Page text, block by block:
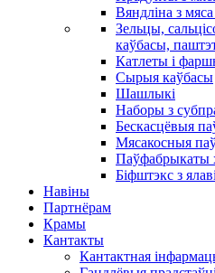
Вяндліна з
Зельцы,
каўбасы,
Катлеты і
Сырыя каўбасы
Шашлыкі
Наборы з
Бескасцёвыя
Мясакосныя
Паўфабрыкаты
Біфштэкс з
Навіны
Партнёрам
Крамы
Кантакты
Кантактная